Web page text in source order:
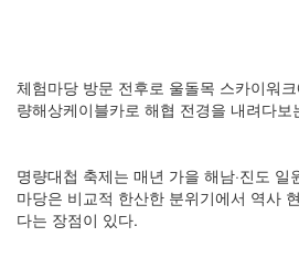
체험마당 방문 전후로 울돌목 스카이워
량해상케이블카로 해협 전경을 내려다
명량대첩 축제는 매년 가을 해남·진도 일
마당은 비교적 한산한 분위기에서 역사
다는 장점이 있다.